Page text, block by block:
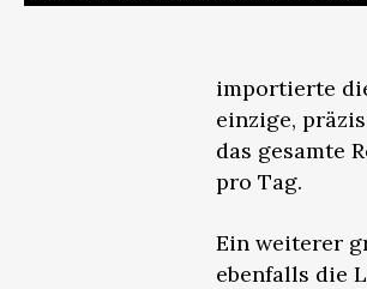
importierte
einzige,
das gesamte
pro Tag.
Ein weiterer
ebenfalls die